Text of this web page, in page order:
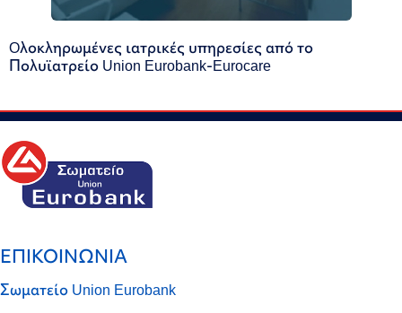
Oλοκληρωμένες ιατρικές υπηρεσίες από το
Πολυϊατρείο Union Eurobank-Eurocare
ΕΠΙΚΟΙΝΩΝΙΑ
Σωματείο Union Eurobank